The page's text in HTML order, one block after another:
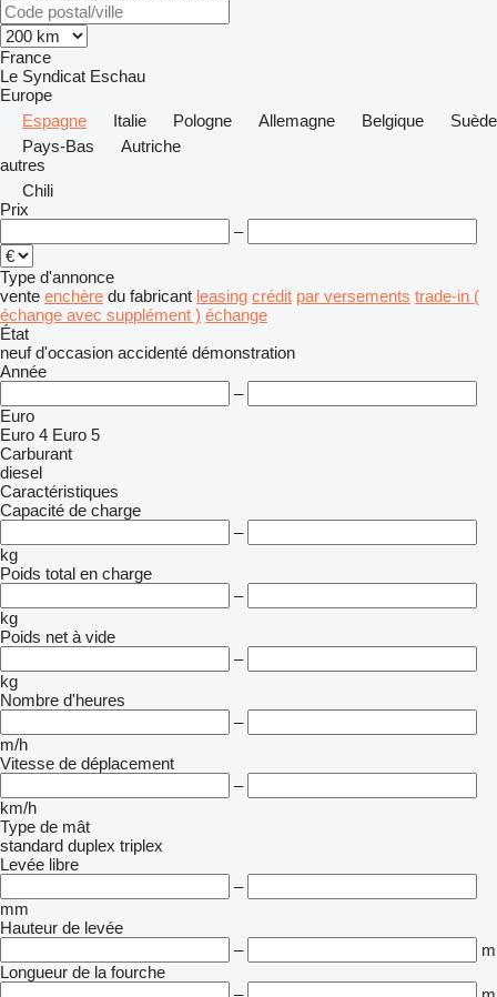
France
Le Syndicat Eschau
Europe
Espagne
Italie Pologne Allemagne Belgique
Suède
Pays-Bas
Autriche
autres
Chili
Prix
–
Type d'annonce
vente enchère du fabricant leasing crédit par versements trade-in (
échange avec supplément ) échange
État
neuf d'occasion accidenté démonstration
Année
–
Euro
Euro 4 Euro 5
Carburant
diesel
Caractéristiques
Capacité de charge
–
kg
Poids total en charge
–
kg
Poids net à vide
–
kg
Nombre d'heures
–
m/h
Vitesse de déplacement
–
km/h
Type de mât
standard duplex triplex
Levée libre
–
mm
Hauteur de levée
–
m
Longueur de la fourche